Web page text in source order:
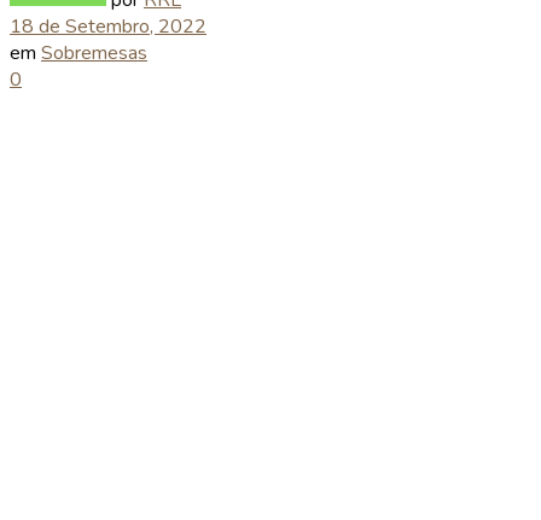
18 de Setembro, 2022
em Sobremesas
0